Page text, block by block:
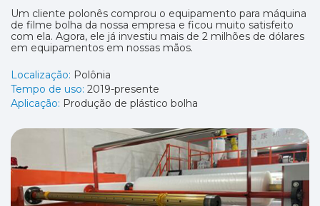
Um cliente polonês comprou o equipamento para máquina
de filme bolha da nossa empresa e ficou muito satisfeito
com ela. Agora, ele já investiu mais de 2 milhões de dólares
em equipamentos em nossas mãos.
Localização: Polônia
Tempo de uso: 2019-presente
Aplicação: Produção de plástico bolha